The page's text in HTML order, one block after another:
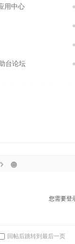
用中心
台论坛
您需要登
回帖后跳转到最后一页